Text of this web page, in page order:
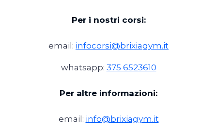
Per i nostri corsi:
email: infocorsi@brixiagym.it
whatsapp: 375 6523610
Per altre informazioni:
email: info@brixiagym.it